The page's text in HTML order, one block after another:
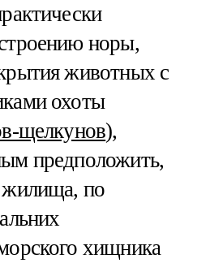
норы,
животных с
охоты
щелкунов),
предположить,
жилища, по
хищника